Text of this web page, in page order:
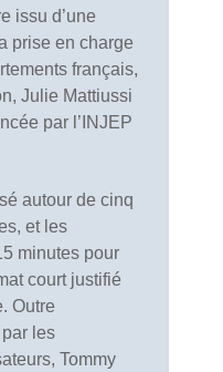
issu d’une
prise en charge
français,
Julie Mattiussi
par l’INJEP
autour de cinq
et les
minutes pour
court justifié
Outre
par les
Tommy